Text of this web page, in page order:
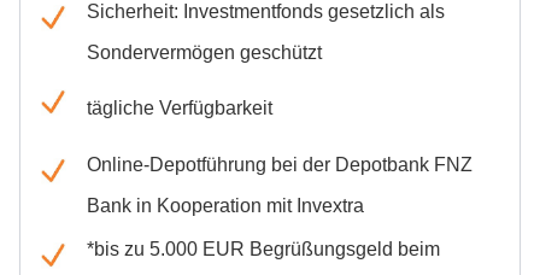
Sicherheit: Investmentfonds gesetzlich als
Sondervermögen geschützt
tägliche Verfügbarkeit
Online-Depotführung bei der Depotbank FNZ
Bank in Kooperation mit Invextra
*bis zu 5.000 EUR Begrüßungsgeld beim